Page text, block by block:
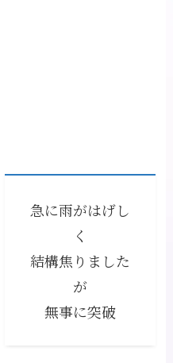
急に雨がはげし
く
結構焦りました
が
無事に突破